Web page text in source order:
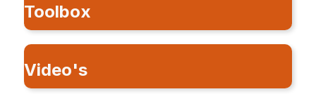
Toolbox
Video's